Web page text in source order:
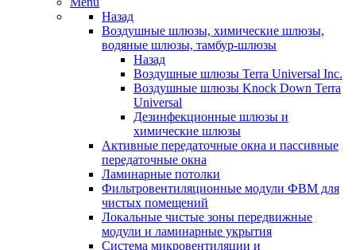
Назад
Воздушные шлюзы, химические шлюзы,
водяные шлюзы, тамбур-шлюзы
Назад
Воздушные шлюзы Terra Universal Inc.
Воздушные шлюзы Knock Down Terra
Universal
Дезинфекционные шлюзы и
химические шлюзы
Активные передаточные окна и пассивные
передаточные окна
Ламинарные потолки
Фильтровентиляционные модули ФВМ для
чистых помещений
Локальные чистые зоны передвижные
модули и ламинарные укрытия
Система микровентиляции и